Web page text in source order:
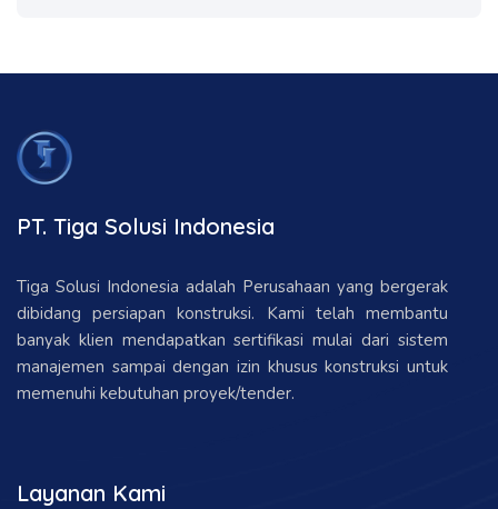
PT. Tiga Solusi Indonesia
Tiga Solusi Indonesia adalah Perusahaan yang bergerak
dibidang persiapan konstruksi. Kami telah membantu
banyak klien mendapatkan sertifikasi mulai dari sistem
manajemen sampai dengan izin khusus konstruksi untuk
memenuhi kebutuhan proyek/tender.
Layanan Kami